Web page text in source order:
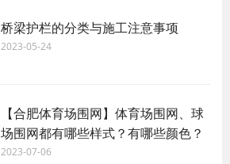
桥梁护栏的分类与施工注意事项
2023-05-24
【合肥体育场围网】体育场围网、球
场围网都有哪些样式？有哪些颜色？
2023-07-06